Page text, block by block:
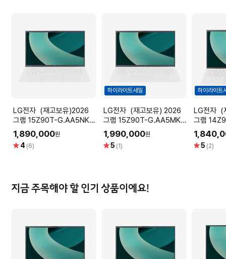
LG전자 (재고보유)2026
그램 15Z90T-G.AA5NK
(Intel
Ultra5/16GB/256GB/39.6cm(15.6)
FHD IPS/Win11/에센스화이
1,890,000원
별 4 (6)
하이라이트세일
LG전자 (재고보유) 2026
그램 15Z90T-G.AA5MK
(Intel Ultra5
/16GB/512GB/39.6cm(15.6)/FHD
IPS /Win11/에센스화이트)
1,990,000원
별5 (1)
하이라이트
LG전자 (재고보유)2026
그램
(Intel
Ultra5/
WUXGA/
별5 (2)
지금 주목해야 할 인기 상품이에요!